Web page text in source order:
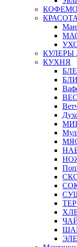
КУЛЕРЫ
КУХНЯ